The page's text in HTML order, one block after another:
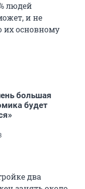
людей
и не
основному
большая
будет
два